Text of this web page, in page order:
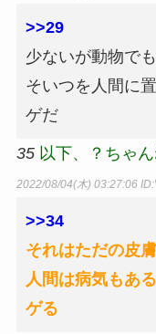
>>29
少ないが動物で
そいつを人間に
ゲだ
35 以下、？ちゃ
2022/08/04(木) 03:27:06
>>34
それはただの皮
人間は病気もあ
ゲる